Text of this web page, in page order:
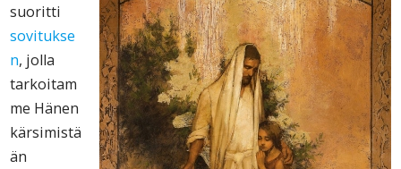
suoritti
sovitukse
n, jolla
tarkoitam
me Hänen
kärsimistä
än